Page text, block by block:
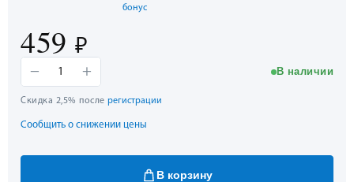
бонус
459 ₽
− 1 + В наличии
Скидка 2,5% после регистрации
Сообщить о снижении цены
В корзину